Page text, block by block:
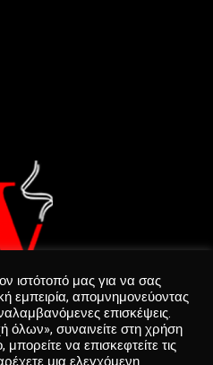
ιστότοπό μας για να σας
εμπειρία, απομνημονεύοντας
επισκέψεις.
όλων», συναινείτε στη χρήση
να επισκεφτείτε τις
μια ελεγχόμενη